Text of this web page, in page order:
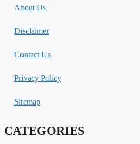
About Us
Disclaimer
Contact Us
Privacy Policy
Sitemap
CATEGORIES